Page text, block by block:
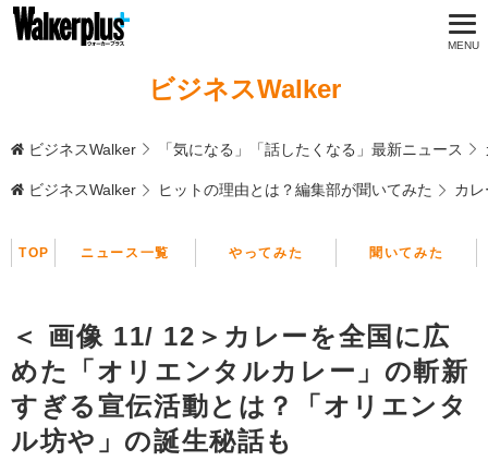
ビジネスWalker
ビジネスWalker 「気になる」「話したくなる」最新ニュース
ビジネスWalker ヒットの理由とは？編集部が聞いてみた カ
TOP ニュース一覧 やってみた 聞いてみた
＜ 画像 11/ 12＞カレーを全国に広
めた「オリエンタルカレー」の斬新
すぎる宣伝活動とは？「オリエンタ
ル坊や」の誕生秘話も